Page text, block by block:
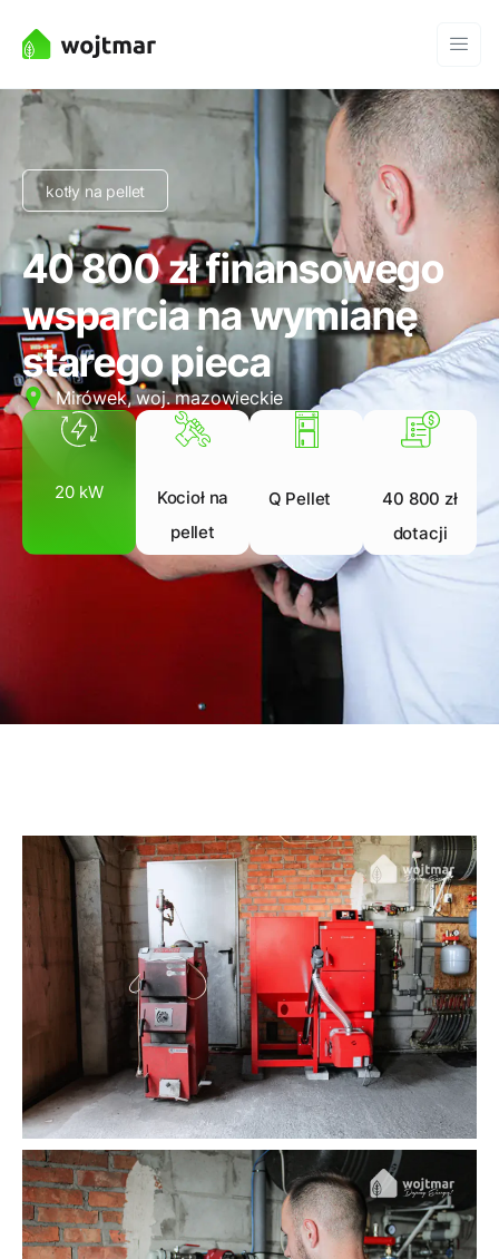
kotły na pellet
40 800 zł finansowego
wsparcia na wymianę
starego pieca
Mirówek, woj. mazowieckie
20 kW
Kocioł na
pellet
Q Pellet
40 800 zł
dotacji